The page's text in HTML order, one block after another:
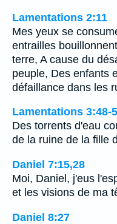
Lamentations 2:11
Mes yeux se
entrailles
terre, A cause du
peuple, Des enfants
défaillance dans les
Lamentations 3:48-
Des torrents d'eau
de la ruine de la fille
Daniel 7:15,28
Moi, Daniel, j'eus
et les visions de ma
Daniel 8:27